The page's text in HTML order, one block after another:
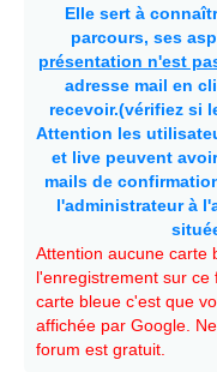
Elle sert à
parcours, ses
présentation n'est
adresse mail en
recevoir.(vérifiez si
Attention les
et live peuvent
mails de
l'administrateur à
Attention aucune carte
l'enregistrement sur
carte bleue c'est que
affichée par Google.
forum est gratuit.